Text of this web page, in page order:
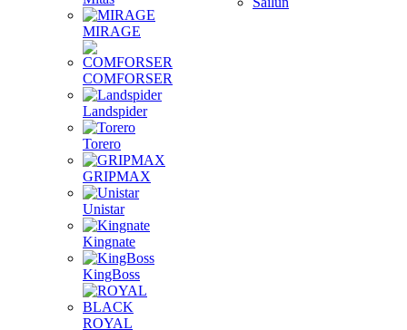
MIRAGE
COMFORSER
Landspider
Torero
GRIPMAX
Unistar
Kingnate
KingBoss
ROYAL